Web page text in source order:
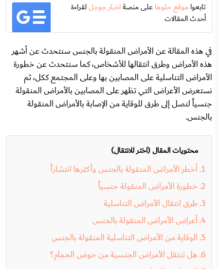
تابعواموقع حلوهاعلى منصةاخبار جوجللقراءة
أحدث المقالات
في هذه المقالة عن الأمراض المنقولة بالجنس سنتحدث عن أشهر
هذه الأمراض وطرق انتقالها للأشخاص، كما سنتحدث عن خطورة
الأمراض التناسلية على المصابين بها وعلى المجتمع ككل، ثم
نستعرض الأعراض التي تظهر على المصابين بالأمراض المنقولة
جنسياً لنصل إلى طرق للوقاية من الإصابة بالأمراض المنقولة
بالجنس.
محتويات المقال (اختر للانتقال)
أخطر الأمراض المنقولة بالجنس وأكثرها انتشاراً
خطورة الأمراض المنقولة جنسياً
طرق انتقال الأمراض التناسلية
أعراض الأمراض المنقولة بالجنس
الوقاية من الأمراض التناسلية المنقولة بالجنس
هل تنتقل الأمراض الجنسية من حوض الحمام؟